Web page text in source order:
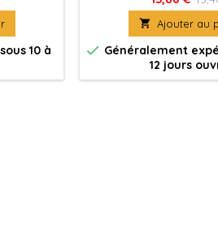
à
10 à
leurs socles en
peindre et à
 Ajouter au
 Généralement
12 jours